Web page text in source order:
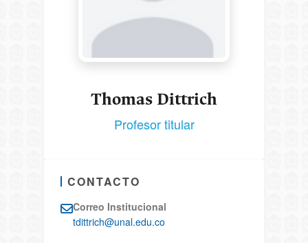
Thomas Dittrich
Profesor titular
CONTACTO
Correo Institucional
tdittrich@unal.edu.co